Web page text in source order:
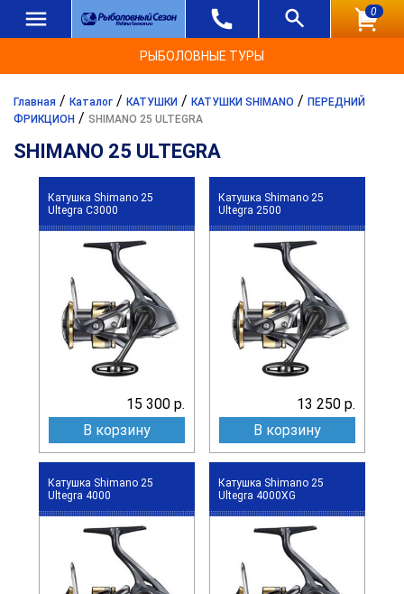
0
РЫБОЛОВНЫЕ ТУРЫ
Главная / Каталог / КАТУШКИ / КАТУШКИ SHIMANO / ПЕРЕДНИЙ
ФРИКЦИОН / SHIMANO 25 ULTEGRA
SHIMANO 25 ULTEGRA
Катушка Shimano 25
Ultegra C3000
15 300 р.
В корзину
Катушка Shimano 25
Ultegra 2500
13 250 р.
В корзину
Катушка Shimano 25
Ultegra 4000
Катушка Shimano 25
Ultegra 4000XG